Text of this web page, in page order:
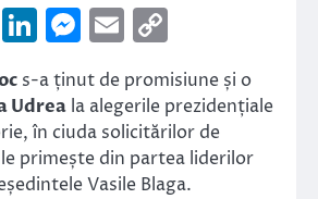
WhatsApp
LinkedIn
Messenger
Email
Link
s-a ținut de promisiune și o
Udrea la alegerile prezidențiale
în ciuda solicitărilor de
primește din partea liderilor
Vasile Blaga.